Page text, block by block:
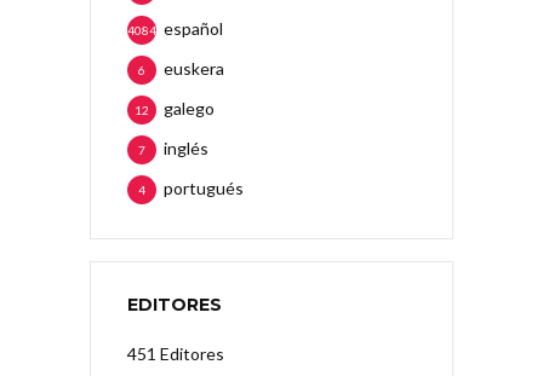
español
4084
euskera
6
galego
12
inglés
7
portugués
4
EDITORES
451 Editores